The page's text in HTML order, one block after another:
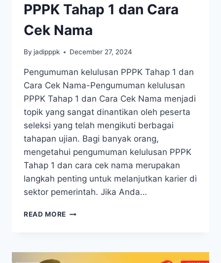
PPPK Tahap 1 dan Cara
Cek Nama
By jadipppk December 27, 2024
Pengumuman kelulusan PPPK Tahap 1 dan
Cara Cek Nama-Pengumuman kelulusan
PPPK Tahap 1 dan Cara Cek Nama menjadi
topik yang sangat dinantikan oleh peserta
seleksi yang telah mengikuti berbagai
tahapan ujian. Bagi banyak orang,
mengetahui pengumuman kelulusan PPPK
Tahap 1 dan cara cek nama merupakan
langkah penting untuk melanjutkan karier di
sektor pemerintah. Jika Anda…
READ MORE